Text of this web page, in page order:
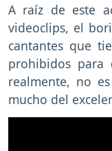
A raíz de este
videoclips, el
cantantes que
prohibidos para
realmente, no
mucho del